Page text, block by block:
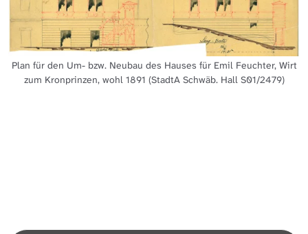
Plan für den Um- bzw. Neubau des Hauses für Emil Feuchter, Wirt
zum Kronprinzen, wohl 1891 (StadtA Schwäb. Hall S01/2479)